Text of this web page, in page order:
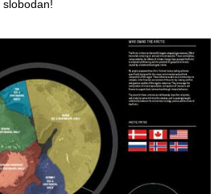
slobodan!